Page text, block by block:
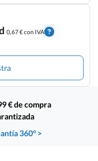
0,67 € con IVA
€ de compra
360° >